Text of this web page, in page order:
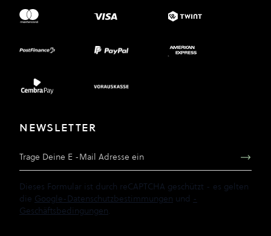
NEWSLETTER
Dieses Formular ist durch reCAPTCHA geschützt - es gelten
die Google-Datenschutzbestimmungen und -
Geschäftsbedingungen.